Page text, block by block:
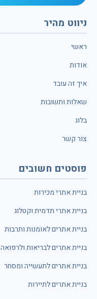
ניווט מהיר
ראשי
אודות
איך זה עובד
שאלות ותשובות
בלוג
צור קשר
פוסטים חשובים
בניית אתרי מכירות
בניית אתרי תדמית וקטלוג
בניית אתרים לאומנות ותרבות
בניית אתרים לבריאות ולרפואה
בניית אתרים לתעשייה ומסחר
בניית אתרים לתיירות